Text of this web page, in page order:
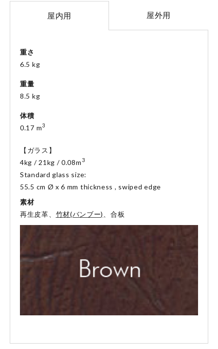
屋内用 屋外用
重さ
6.5 kg
重量
8.5 kg
体積
0.17 m3
【ガラス】
4kg / 21kg / 0.08m 3
Standard glass size:
55.5 cm Ø x 6 mm thickness , swiped edge
素材
再生皮革、 竹材(バンブー) 、合板